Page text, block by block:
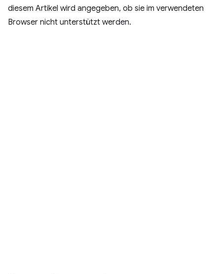
diesem Artikel wird angegeben, ob sie im verwendeten
Browser nicht unterstützt werden.